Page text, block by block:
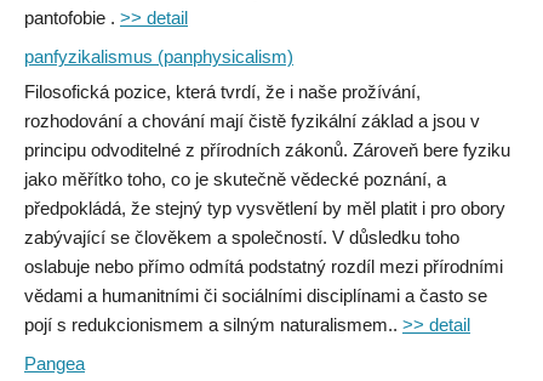
pantofobie . >> detail
panfyzikalismus (panphysicalism)
Filosofická pozice, která tvrdí, že i naše prožívání,
rozhodování a chování mají čistě fyzikální základ a jsou v
principu odvoditelné z přírodních zákonů. Zároveň bere fyziku
jako měřítko toho, co je skutečně vědecké poznání, a
předpokládá, že stejný typ vysvětlení by měl platit i pro obory
zabývající se člověkem a společností. V důsledku toho
oslabuje nebo přímo odmítá podstatný rozdíl mezi přírodními
vědami a humanitními či sociálními disciplínami a často se
pojí s redukcionismem a silným naturalismem.. >> detail
Pangea